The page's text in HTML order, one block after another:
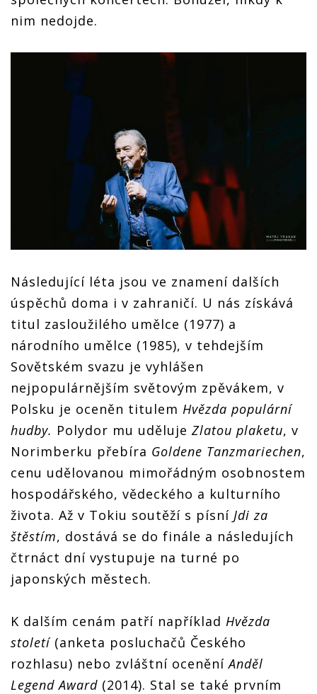
nim nedojde.
Následující léta jsou ve znamení dalších
úspěchů doma i v zahraničí. U nás získává
titul zasloužilého umělce (1977) a
národního umělce (1985), v tehdejším
Sovětském svazu je vyhlášen
nejpopulárnějším světovým zpěvákem, v
Polsku je oceněn titulem Hvězda populární
hudby. Polydor mu uděluje Zlatou plaketu, v
Norimberku přebíra Goldene Tanzmariechen,
cenu udělovanou mimořádným osobnostem
hospodářského, vědeckého a kulturního
života. Až v Tokiu soutěží s písní Jdi za
štěstím, dostává se do finále a následujích
čtrnáct dní vystupuje na turné po
japonských městech.
K dalším cenám patří například Hvězda
století(anketa posluchačů Českého
rozhlasu) nebo zvláštní oceněníAnděl
Legend Award (2014). Stal se také prvním